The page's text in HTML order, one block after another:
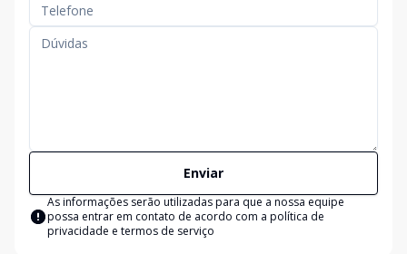
Enviar
As informações serão utilizadas para que a nossa equipe
possa entrar em contato de acordo com a política de
privacidade e termos de serviço